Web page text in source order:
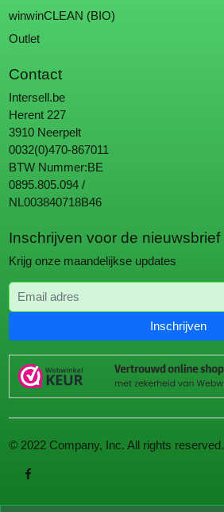
winwinCLEAN (BIO)
Outlet
Contact
Intersell.be
Herent 227
3910 Neerpelt
0032(0)470-867011
BTW Nummer:BE
0895.805.094 /
NL003840718B46
Inschrijven voor de nieuwsbrief
Krijg onze maandelijkse updates
Email adres
Inschrijven
© 2022 Company, Inc. All rights reserved.